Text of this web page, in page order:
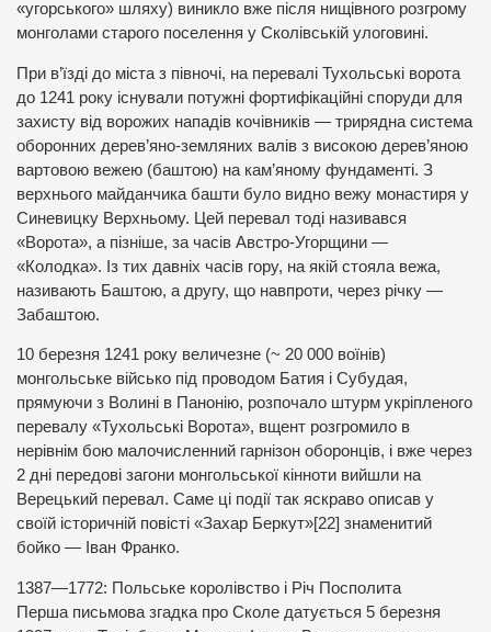
«угорського» шляху) виникло вже після нищівного розгрому
монголами старого поселення у Сколівській улоговині.
При в’їзді до міста з півночі, на перевалі Тухольські ворота
до 1241 року існували потужні фортифікаційні споруди для
захисту від ворожих нападів кочівників — трирядна система
оборонних дерев’яно-земляних валів з високою дерев’яною
вартовою вежею (баштою) на кам’яному фундаменті. З
верхнього майданчика башти було видно вежу монастиря у
Синевицку Верхньому. Цей перевал тоді називався
«Ворота», а пізніше, за часів Австро-Угорщини —
«Колодка». Із тих давніх часів гору, на якій стояла вежа,
називають Баштою, а другу, що навпроти, через річку —
Забаштою.
10 березня 1241 року величезне (~ 20 000 воїнів)
монгольське військо під проводом Батия і Субудая,
прямуючи з Волині в Панонію, розпочало штурм укріпленого
перевалу «Тухольські Ворота», вщент розгромило в
нерівнім бою малочисленний гарнізон оборонців, і вже через
2 дні передові загони монгольської кінноти вийшли на
Верецький перевал. Саме ці події так яскраво описав у
своїй історичній повісті «Захар Беркут»[22] знаменитий
бойко — Іван Франко.
1387—1772: Польське королівство і Річ Посполита
Перша письмова згадка про Сколе датується 5 березня